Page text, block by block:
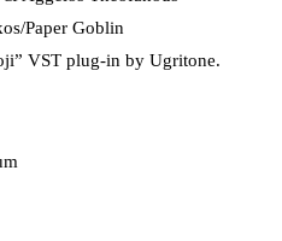
Paper Goblin
VST plug-in by Ugritone.